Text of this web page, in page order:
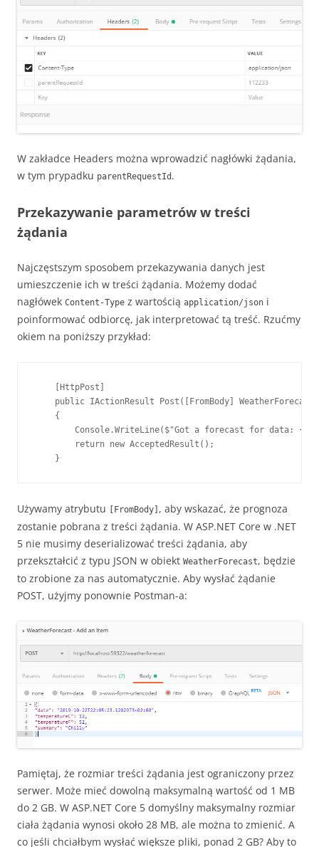
W zakładce Headers można wprowadzić nagłówki żądania,
w tym prypadku parentRequestId .
Przekazywanie parametrów w treści
żądania
Najczęstszym sposobem przekazywania danych jest
umieszczenie ich w treści żądania. Możemy dodać
nagłówek Content-Type z wartością application/json i
poinformować odbiorcę, jak interpretować tą treść. Rzućmy
okiem na poniższy przykład:
    [HttpPost]
public IActionResult Post([FromBody] WeatherForecast
    {
Console.WriteLine($"Got a forecast for data:
        return new AcceptedResult();
    }
Używamy atrybutu [FromBody] , aby wskazać, że prognoza
zostanie pobrana z treści żądania. W ASP.NET Core w .NET
5 nie musimy deserializować treści żądania, aby
przekształcić z typu JSON w obiekt WeatherForecast, będzie
to zrobione za nas automatycznie. Aby wysłać żądanie
POST, użyjmy ponownie Postman-a:
Pamiętaj, że rozmiar treści żądania jest ograniczony przez
serwer. Może mieć dowolną maksymalną wartość od 1 MB
do 2 GB. W ASP.NET Core 5 domyślny maksymalny rozmiar
ciała żądania wynosi około 28 MB, ale można to zmienić. A
co jeśli chciałbym wysłać większe pliki, ponad 2 GB? Aby to